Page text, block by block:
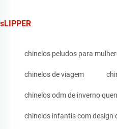
sLIPPER
chinelos peludos para
chinelos de viagem
chinelos odm de inverno
chinelos infantis com design